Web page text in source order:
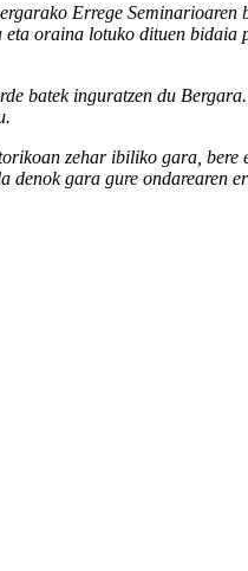
Errege Seminarioaren
oraina lotuko dituen bidaia
batek inguratzen du
zehar ibiliko gara, bere
gara gure ondarearen